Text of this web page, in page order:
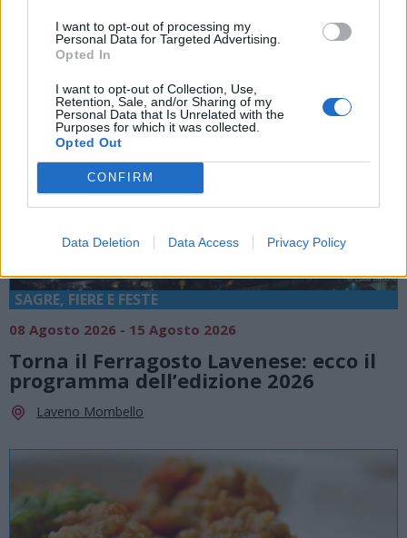
I want to opt-out of processing my
Personal Data for Targeted Advertising.
Opted In
I want to opt-out of Collection, Use,
Retention, Sale, and/or Sharing of my
Personal Data that Is Unrelated with the
Purposes for which it was collected.
Opted Out
CONFIRM
Data Deletion Data Access Privacy Policy
SAGRE, FIERE E FESTE
08 Agosto 2026 - 15 Agosto 2026
Torna il Ferragosto Lavenese: ecco il
programma dell’edizione 2026
Laveno Mombello